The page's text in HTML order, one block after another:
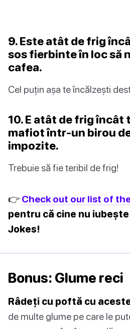
9. Este atât de frig
sos fierbinte în loc să
cafea.
Cel puțin așa te încălzești
10. E atât de frig încât
mafiot într-un birou
impozite.
Trebuie să fie teribil de frig!
👉 Check out our list of
pentru că cine nu
Jokes!
Bonus: Glume reci
Râdeți cu poftă cu
de multe glume pe care le